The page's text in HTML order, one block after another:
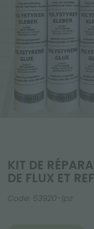
KIT DE
DE FLUX ET
Code: 53920-1pz